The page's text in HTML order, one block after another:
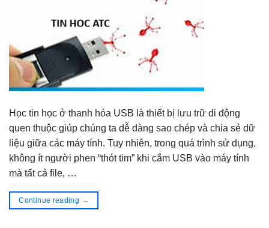
Học tin học ở thanh hóa USB là thiết bị lưu trữ di động
quen thuộc giúp chúng ta dễ dàng sao chép và chia sẻ dữ
liệu giữa các máy tính. Tuy nhiên, trong quá trình sử dụng,
không ít người phen “thót tim” khi cắm USB vào máy tính
mà tất cả file, …
Continue reading →